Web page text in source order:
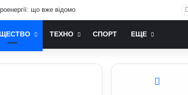
що вже відомо
ТЕХНО СПОРТ ЕЩЕ